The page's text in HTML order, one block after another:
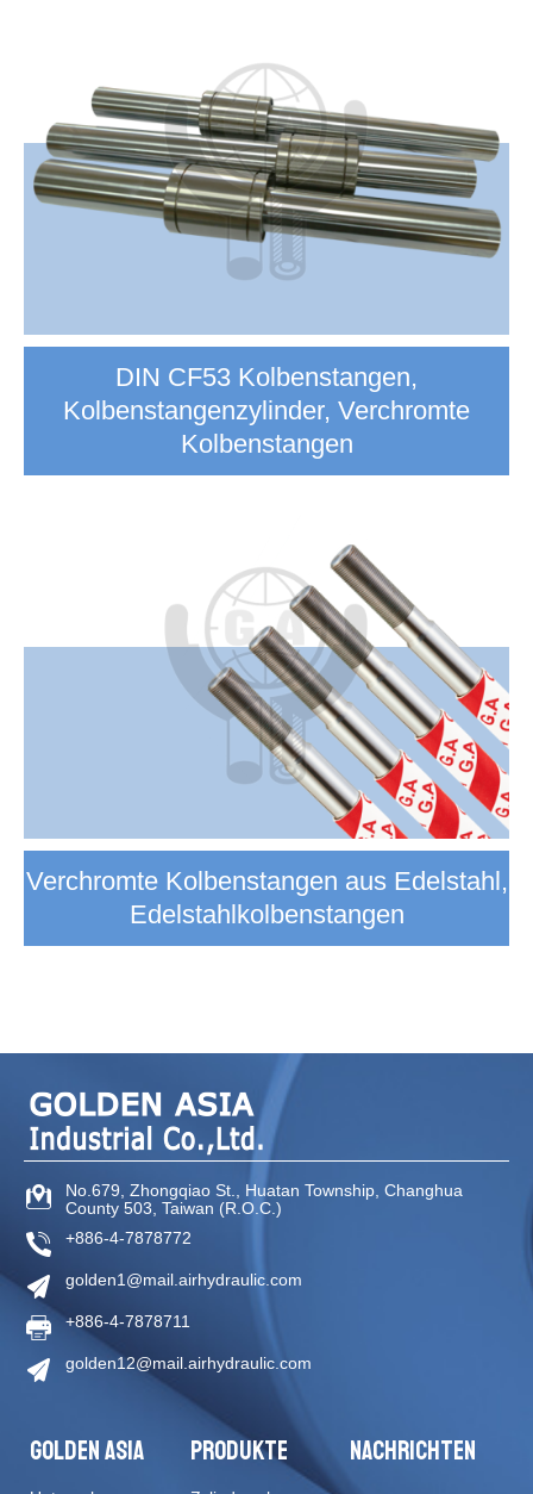
DIN CF53 Kolbenstangen,
Kolbenstangenzylinder, Verchromte
Kolbenstangen
Verchromte Kolbenstangen aus Edelstahl,
Edelstahlkolbenstangen
No.679, Zhongqiao St Huatan Township Changhua
County 503 Taiwan (R.O.C.)
+886-4-7878772
golden1@mail.airhydraulic.com
+886-4-7878711
golden12@mail.airhydraulic.com
GOLDEN ASIA PRODUKTE NACHRICHTEN